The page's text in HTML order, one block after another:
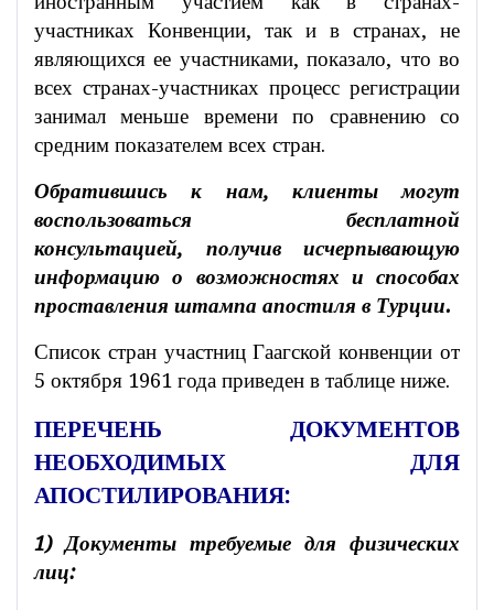
участниках Конвенции, так и в странах, не
являющихся ее участниками, показало, что во
всех странах-участниках процесс регистрации
занимал меньше времени по сравнению со
средним показателем всех стран.
Обратившись к нам, клиенты могут
воспользоваться бесплатной
консультацией, получив исчерпывающую
информацию о возможностях и способах
проставления штампа апостиля в Турции.
Список стран участниц Гаагской конвенции от
5 октября 1961 года приведен в таблице ниже.
ПЕРЕЧЕНЬ ДОКУМЕНТОВ
НЕОБХОДИМЫХ ДЛЯ
АПОСТИЛИРОВАНИЯ:
1) Документы требуемые для физических
лиц: